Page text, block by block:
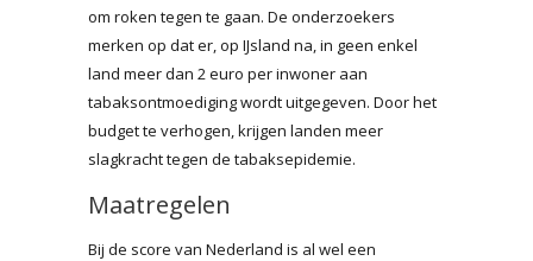
om roken tegen te gaan. De onderzoekers
merken op dat er, op IJsland na, in geen enkel
land meer dan 2 euro per inwoner aan
tabaksontmoediging wordt uitgegeven. Door het
budget te verhogen, krijgen landen meer
slagkracht tegen de tabaksepidemie.
Maatregelen
Bij de score van Nederland is al wel een